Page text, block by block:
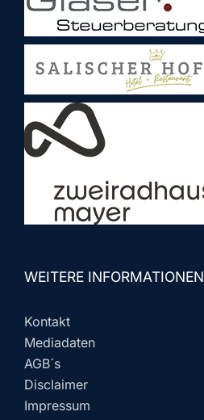
WEITERE INFORMATIONEN
Kontakt
Mediadaten
AGB´s
Disclaimer
Impressum